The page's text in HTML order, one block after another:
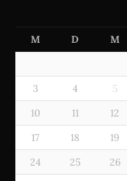
M D M
3
4 5
10
11 12
17
18 19
24
25 26